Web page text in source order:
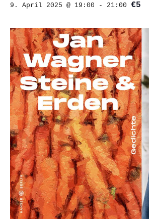
9. April 2025 @ 19:00 - 21:00 €5